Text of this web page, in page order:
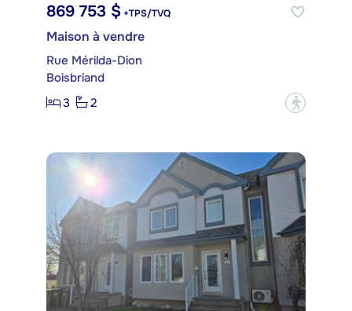
869 753 $ +TPS/TVQ
Maison à vendre
Rue Mérilda-Dion
Boisbriand
3
2 ?